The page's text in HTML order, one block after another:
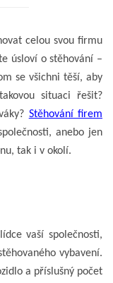
celou svou firmu
úsloví o stěhování –
se všichni těší, aby
situaci řešit?
Stěhování firem
anebo jen
tak i v okolí.
vaší společnosti,
vybavení.
a příslušný počet